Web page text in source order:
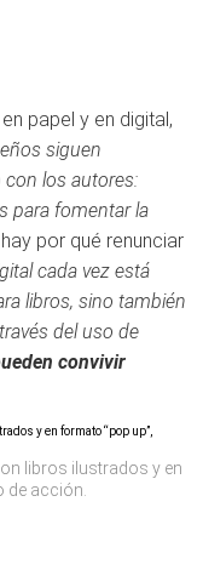
papel y en digital,
siguen
con los autores:
para fomentar la
por qué renunciar
cada vez está
libros, sino también
del uso de
convivir
libros ilustrados y en
de acción.